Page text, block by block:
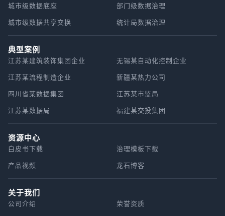
城市级数据底座
部门级数据治理
城市级数据共享交换
统计局数据治理
典型案例
江苏某建筑装饰集团企业
无锡某自动化控制企业
江苏某流程制造企业
新疆某热力公司
四川省某数据集团
江苏某市监局
江苏某数据局
福建某交投集团
资源中心
白皮书下载
治理模板下载
产品视频
龙石博客
关于我们
公司介绍
荣誉资质